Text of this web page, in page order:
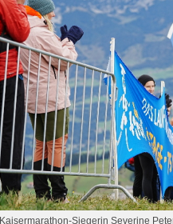
Kaisermarathon-Siegerin Severine